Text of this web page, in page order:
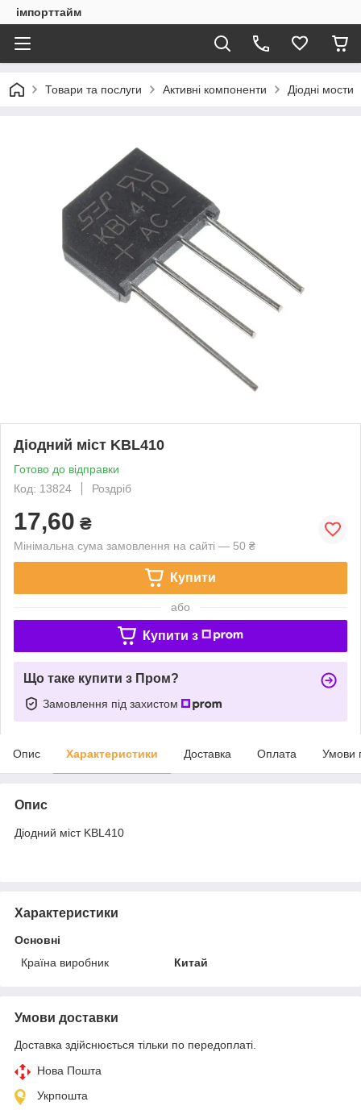
імпорттайм
Товари та послуги Активні компоненти Діодні мости
Діодний міст KBL410
Готово до відправки
Код: 13824
Роздріб
17,60 ₴
Мінімальна сума замовлення на сайті — 50 ₴
Купити
або
Купити з
Що таке купити з Пром?
Замовлення під захистом
Опис Характеристики Доставка Оплата Умови
Опис
Діодний міст KBL410
Характеристики
Основні
Країна виробник
Китай
Умови доставки
Доставка здійснюється тільки по передоплаті.
Нова Пошта
Укрпошта